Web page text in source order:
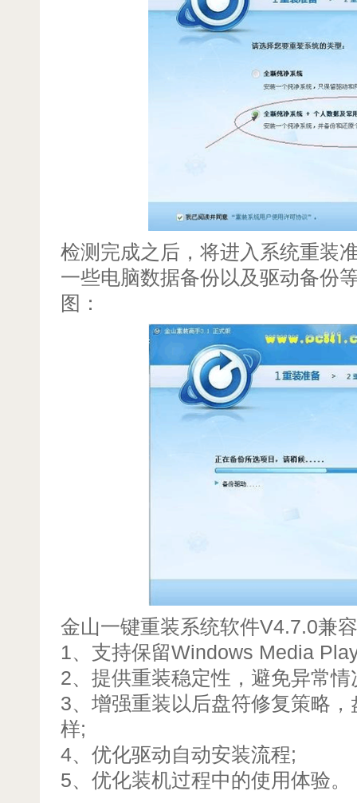
检测完成之后，将进入系统重装
一些电脑数据备份以及驱动备份
图：
金山一键重装系统软件V4.7.0兼
1、支持保留Windows Media
2、提供重装稳定性，避免异常
3、增强重装以后盘符修复策略
样;
4、优化驱动自动安装流程;
5、优化装机过程中的使用体验。